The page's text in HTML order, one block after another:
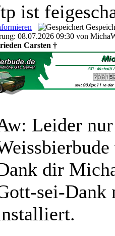
ist
08.07.2026 09:30 von
Carsten †
Leider
dir
sei-Dank